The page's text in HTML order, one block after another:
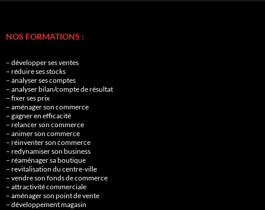
NOS FORMATIONS :
– développer ses ventes
– réduire ses stocks
– analyser ses comptes
– analyser bilan/compte de résultat
– fixer ses prix
– aménager son commerce
– gagner en efficacité
– relancer son commerce
– animer son commerce
– réinventer son commerce
– redynamiser son business
– réaménager sa boutique
– revitalisation du centre-ville
– vendre son fonds de commerce
– attractivité commerciale
– aménager son point de vente
– développement magasin